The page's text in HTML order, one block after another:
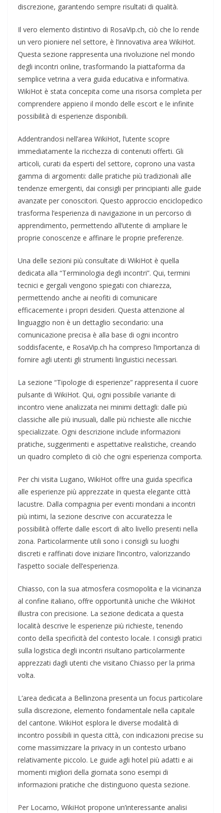
discrezione, garantendo sempre risultati di qualità.
Il vero elemento distintivo di RosaVip.ch, ciò che lo rende
un vero pioniere nel settore, è l’innovativa area WikiHot.
Questa sezione rappresenta una rivoluzione nel mondo
degli incontri online, trasformando la piattaforma da
semplice vetrina a vera guida educativa e informativa.
WikiHot è stata concepita come una risorsa completa per
comprendere appieno il mondo delle escort e le infinite
possibilità di esperienze disponibili.
Addentrandosi nell’area WikiHot, l’utente scopre
immediatamente la ricchezza di contenuti offerti. Gli
articoli, curati da esperti del settore, coprono una vasta
gamma di argomenti: dalle pratiche più tradizionali alle
tendenze emergenti, dai consigli per principianti alle guide
avanzate per conoscitori. Questo approccio enciclopedico
trasforma l’esperienza di navigazione in un percorso di
apprendimento, permettendo all’utente di ampliare le
proprie conoscenze e affinare le proprie preferenze.
Una delle sezioni più consultate di WikiHot è quella
dedicata alla “Terminologia degli incontri”. Qui, termini
tecnici e gergali vengono spiegati con chiarezza,
permettendo anche ai neofiti di comunicare
efficacemente i propri desideri. Questa attenzione al
linguaggio non è un dettaglio secondario: una
comunicazione precisa è alla base di ogni incontro
soddisfacente, e RosaVip.ch ha compreso l’importanza di
fornire agli utenti gli strumenti linguistici necessari.
La sezione “Tipologie di esperienze” rappresenta il cuore
pulsante di WikiHot. Qui, ogni possibile variante di
incontro viene analizzata nei minimi dettagli: dalle più
classiche alle più inusuali, dalle più richieste alle nicchie
specializzate. Ogni descrizione include informazioni
pratiche, suggerimenti e aspettative realistiche, creando
un quadro completo di ciò che ogni esperienza comporta.
Per chi visita Lugano, WikiHot offre una guida specifica
alle esperienze più apprezzate in questa elegante città
lacustre. Dalla compagnia per eventi mondani a incontri
più intimi, la sezione descrive con accuratezza le
possibilità offerte dalle escort di alto livello presenti nella
zona. Particolarmente utili sono i consigli su luoghi
discreti e raffinati dove iniziare l’incontro, valorizzando
l’aspetto sociale dell’esperienza.
Chiasso, con la sua atmosfera cosmopolita e la vicinanza
al confine italiano, offre opportunità uniche che WikiHot
illustra con precisione. La sezione dedicata a questa
località descrive le esperienze più richieste, tenendo
conto della specificità del contesto locale. I consigli pratici
sulla logistica degli incontri risultano particolarmente
apprezzati dagli utenti che visitano Chiasso per la prima
volta.
L’area dedicata a Bellinzona presenta un focus particolare
sulla discrezione, elemento fondamentale nella capitale
del cantone. WikiHot esplora le diverse modalità di
incontro possibili in questa città, con indicazioni precise su
come massimizzare la privacy in un contesto urbano
relativamente piccolo. Le guide agli hotel più adatti e ai
momenti migliori della giornata sono esempi di
informazioni pratiche che distinguono questa sezione.
Per Locarno, WikiHot propone un’interessante analisi